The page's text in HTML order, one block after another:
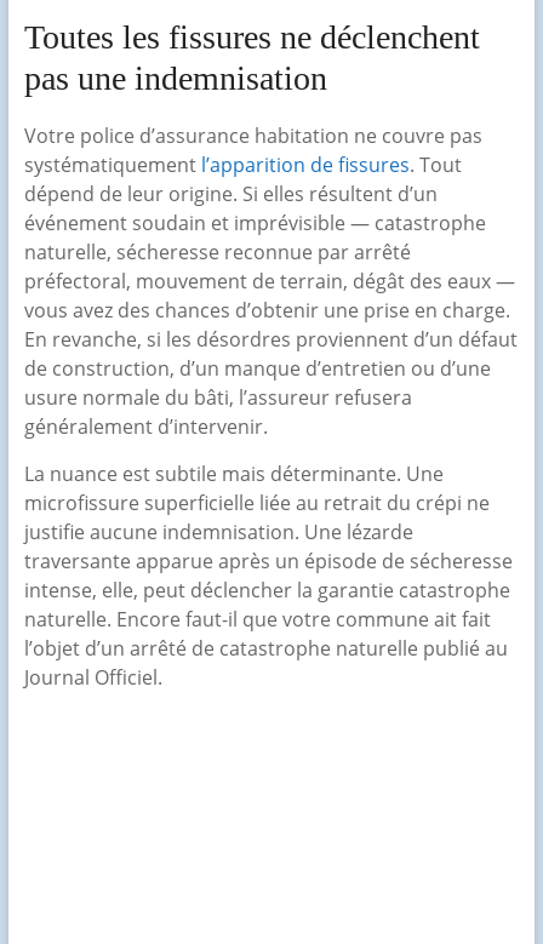
Toutes les fissures ne déclenchent
pas une indemnisation
Votre police d’assurance habitation ne couvre pas
systématiquement l’apparition de fissures. Tout
dépend de leur origine. Si elles résultent d’un
événement soudain et imprévisible — catastrophe
naturelle, sécheresse reconnue par arrêté
préfectoral, mouvement de terrain, dégât des eaux —
vous avez des chances d’obtenir une prise en charge.
En revanche, si les désordres proviennent d’un défaut
de construction, d’un manque d’entretien ou d’une
usure normale du bâti, l’assureur refusera
généralement d’intervenir.
La nuance est subtile mais déterminante. Une
microfissure superficielle liée au retrait du crépi ne
justifie aucune indemnisation. Une lézarde
traversante apparue après un épisode de sécheresse
intense, elle, peut déclencher la garantie catastrophe
naturelle. Encore faut-il que votre commune ait fait
l’objet d’un arrêté de catastrophe naturelle publié au
Journal Officiel.